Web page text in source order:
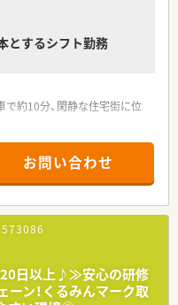
ており、病気や怪我で長期
制度以外にも様々な制度が
労働環境を大切にしている会
とするシフト勤務
約10分、閑静な住宅街に位
の医薬品を取り扱い幅広い
のため、転居を伴う異動が
師の社長が、自ら現場に立ち
見や提案が直接届きやすい風
お問い合わせ
573086
日以上♪≫安心の研修
ーン！くるみんマーク取